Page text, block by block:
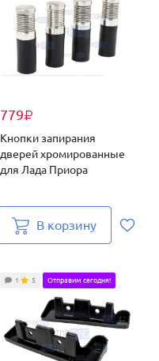
779₽
Кнопки запирания
дверей хромированные
для Лада Приора
В корзину
1 5 Отправим сегодня!